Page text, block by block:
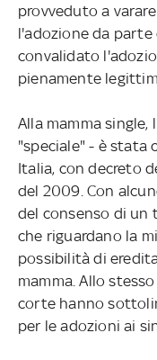
provveduto a
l'adozione da parte
convalidato
pienamente
Alla mamma
"speciale" - è stata
Italia, con decreto
del 2009. Con
del consenso di
che riguardano la
possibilità di
mamma. Allo
corte hanno
per le adozioni ai